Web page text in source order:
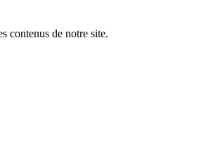
contenus de notre site.